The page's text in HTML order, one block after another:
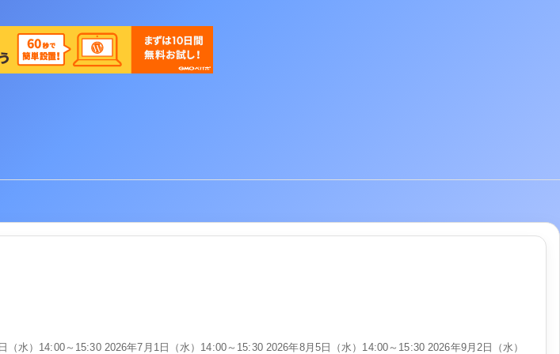
水）14:00～15:30 2026年7月1日（水）14:00～15:30 2026年8月5日（水）14:00～15:30 2026年9月2日（水）